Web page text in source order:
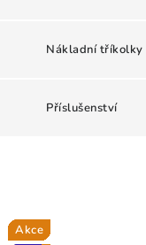
Nákladní tříkolky
Příslušenství
Akce
Akce
Akce
Tip
Akce
Akce
Akce
Akce
Akce
Akce
Akce
Akce
Akce
Akce
Akce
Akce
Akce
Akce
Akce
Akce
Akce
Akce
Akce
Akce